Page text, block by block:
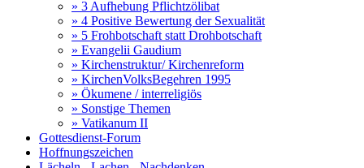
» 3 Aufhebung Pflichtzölibat
» 4 Positive Bewertung der Sexualität
» 5 Frohbotschaft statt Drohbotschaft
» Evangelii Gaudium
» Kirchenstruktur/ Kirchenreform
» KirchenVolksBegehren 1995
» Ökumene / interreligiös
» Sonstige Themen
» Vatikanum II
Gottesdienst-Forum
Hoffnungszeichen